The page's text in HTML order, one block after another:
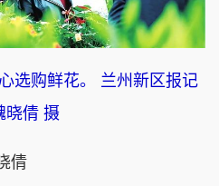
选购鲜花。 兰州新区报记
晓倩 摄
倩